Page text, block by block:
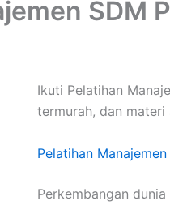
SDM
Ikuti Pelatihan
termurah, dan
Pelatihan
Perkembangan